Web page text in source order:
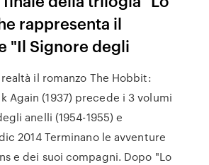
rappresenta il
"Il Signore degli
il romanzo The Hobbit:
Again (1937) precede i 3 volumi
anelli (1954-1955) e
2014 Terminano le avventure
e dei suoi compagni. Dopo "Lo